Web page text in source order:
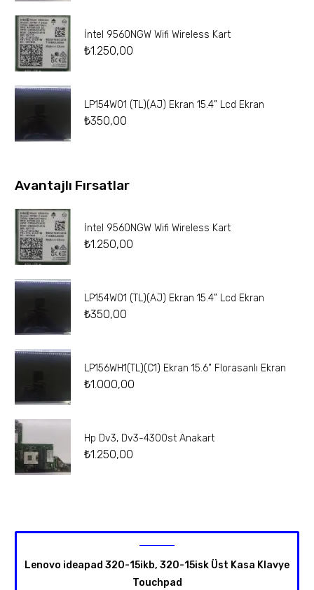
İntel 9560NGW Wifi Wireless Kart
₺1.250,00
LP154W01 (TL)(AJ) Ekran 15.4” Lcd Ekran
₺350,00
Avantajlı Fırsatlar
İntel 9560NGW Wifi Wireless Kart
₺1.250,00
LP154W01 (TL)(AJ) Ekran 15.4” Lcd Ekran
₺350,00
LP156WH1(TL)(C1) Ekran 15.6” Florasanlı Ekran
₺1.000,00
Hp Dv3, Dv3-4300st Anakart
₺1.250,00
Lenovo ideapad 320-15ikb, 320-15isk Üst Kasa Klavye
Touchpad